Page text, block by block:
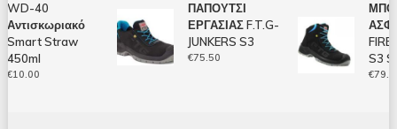
40
Straw
10.00
ΠΑΠΟΥΤΣΙ
ΕΡΓΑΣΙΑΣ F.T.G-
JUNKERS S3
75.50
S3
79.50